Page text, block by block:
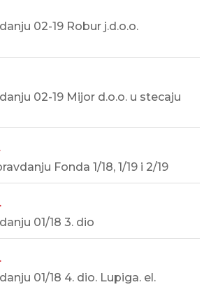
02-19 Robur j.d.o.o.
02-19 Mijor d.o.o. u stecaju
Fonda 1/18, 1/19 i 2/19
01/18 3. dio
01/18 4. dio. Lupiga. el.